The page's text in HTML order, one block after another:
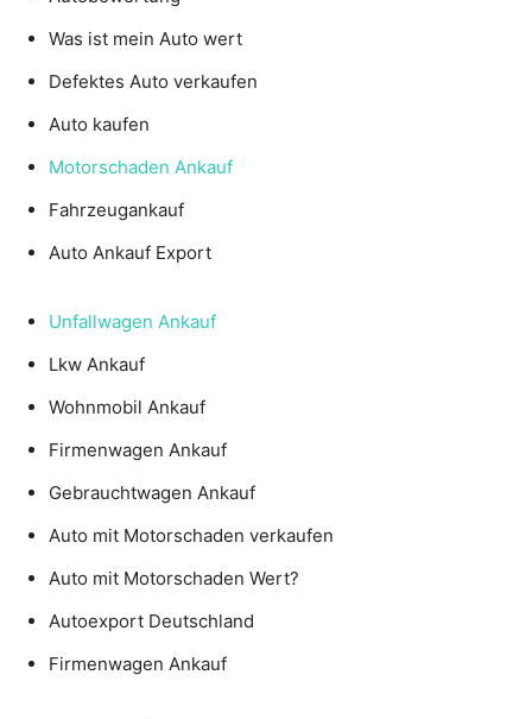
Was ist mein Auto wert
Defektes Auto verkaufen
Auto kaufen
Motorschaden Ankauf
Fahrzeugankauf
Auto Ankauf Export
Unfallwagen Ankauf
Lkw Ankauf
Wohnmobil Ankauf
Firmenwagen Ankauf
Gebrauchtwagen Ankauf
Auto mit Motorschaden verkaufen
Auto mit Motorschaden Wert?
Autoexport Deutschland
Firmenwagen Ankauf